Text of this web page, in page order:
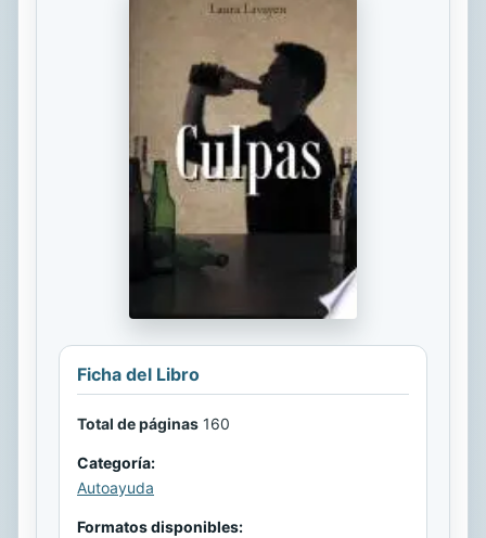
Ficha del Libro
Total de páginas 160
Categoría:
Autoayuda
Formatos disponibles: